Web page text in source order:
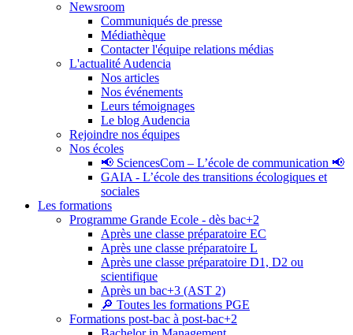
Newsroom
Communiqués de presse
Médiathèque
Contacter l'équipe relations médias
L'actualité Audencia
Nos articles
Nos événements
Leurs témoignages
Le blog Audencia
Rejoindre nos équipes
Nos écoles
📢 SciencesCom – L’école de communication 📢
GAIA - L’école des transitions écologiques et
sociales
Les formations
Programme Grande Ecole - dès bac+2
Après une classe préparatoire EC
Après une classe préparatoire L
Après une classe préparatoire D1, D2 ou
scientifique
Après un bac+3 (AST 2)
🔎 Toutes les formations PGE
Formations post-bac à post-bac+2